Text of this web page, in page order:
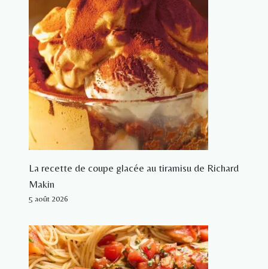
La recette de coupe glacée au tiramisu de Richard
Makin
5 août 2026